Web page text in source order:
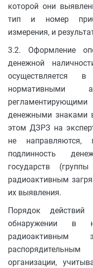
которой они
тип и номер
измерения, и
3.2. Оформление
денежной
осуществляется в
нормативными
денежными знаками
этом ДЗРЗ на
не направляются,
подлинность
государств
радиоактивным
их выявления.
Порядок действий
обнаружении в
радиоактивным
организации,